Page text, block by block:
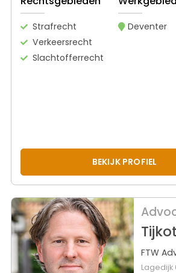
Strafrecht
Verkeersrecht
Slachtofferrecht
Deventer
BEKIJK PROFIEL
FTW
Lagedijk